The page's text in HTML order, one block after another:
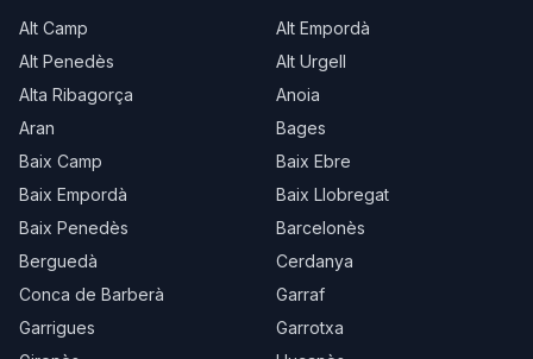
Alt Camp
Alt Empordà
Alt Penedès
Alt Urgell
Alta Ribagorça
Anoia
Aran
Bages
Baix Camp
Baix Ebre
Baix Empordà
Baix Llobregat
Baix Penedès
Barcelonès
Berguedà
Cerdanya
Conca de Barberà
Garraf
Garrigues
Garrotxa